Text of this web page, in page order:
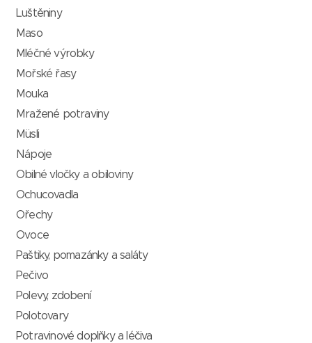
Luštěniny
Maso
Mléčné výrobky
Mořské řasy
Mouka
Mražené potraviny
Müsli
Nápoje
Obilné vločky a obiloviny
Ochucovadla
Ořechy
Ovoce
Paštiky, pomazánky a saláty
Pečivo
Polevy, zdobení
Polotovary
Potravinové doplňky a léčiva